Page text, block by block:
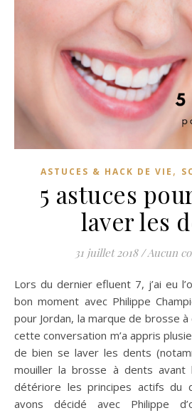
ASTUCES & HACK DE VIE ,
5 astuces
laver les
31 juillet 2018 /Aucun
Lors du dernier efluent 7, j’ai eu l’occasion de papoter un
bon moment avec Philippe
pour Jordan, la marque de brosse
cette conversation m’a appris
de bien se laver les dents
mouiller la brosse à dents avant
détériore les principes actifs du
avons décidé avec Philippe